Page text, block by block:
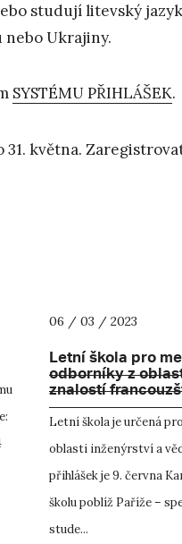
studují litevský
nebo Ukrajiny.
SYSTÉMU PŘIHLÁŠEK.
května.
06 / 03 / 2023
Letní škola pro
odborníky z
znalostí
Letní škola je určená
oblasti inženýrství a
přihlášek je 9. června
školu poblíž Paříže –
stude...